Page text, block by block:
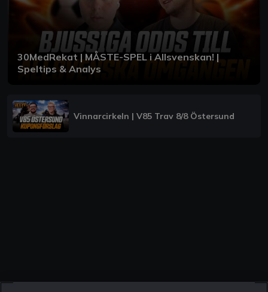
30MedRekat | MÅSTE-SPEL i Allsvenskan! |
Speltips & Analys
Vinnarcirkeln | V85 Trav 8/8 Östersund